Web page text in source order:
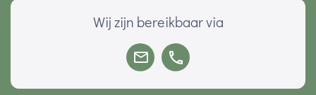
Wij zijn bereikbaar via